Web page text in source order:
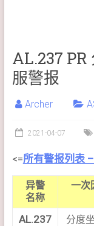
AL.237 PR
服警报
Archer
2021-04-07
<=所有警报列表
异警
名称
一次
AL.237
分度